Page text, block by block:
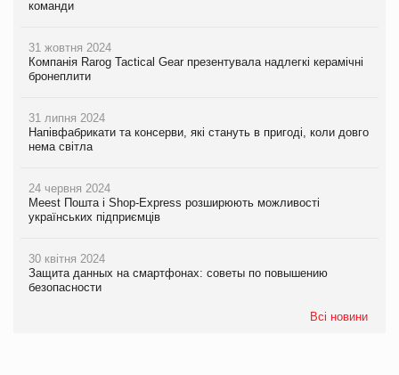
команди
31 жовтня 2024
Компанія Rarog Tactical Gear презентувала надлегкі керамічні
бронеплити
31 липня 2024
Напівфабрикати та консерви, які стануть в пригоді, коли довго
нема світла
24 червня 2024
Meest Пошта і Shop-Express розширюють можливості
українських підприємців
30 квітня 2024
Защита данных на смартфонах: советы по повышению
безопасности
Всі новини